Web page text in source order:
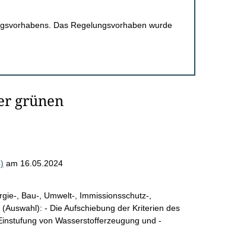
Das Regelungsvorhaben wurde
grünen
am 16.05.2024
, Bau-, Umwelt-, Immissionsschutz-,
- Die Aufschiebung der Kriterien des
von Wasserstofferzeugung und -